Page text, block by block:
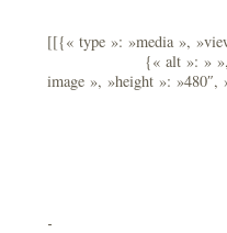
[[{« type »: »media »,
{« alt »: »
image », »height »:
-